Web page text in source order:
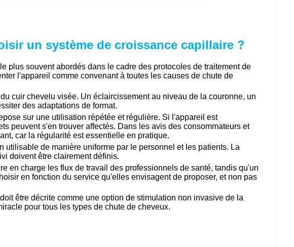
un système de croissance capillaire ?
plus souvent abordés dans le cadre des protocoles de traitement de
l'appareil comme convenant à toutes les causes de chute de
cuir chevelu visée. Un éclaircissement au niveau de la couronne, un
des adaptations de format.
sur une utilisation répétée et régulière. Si l'appareil est
peuvent s'en trouver affectés. Dans les avis des consommateurs et
car la régularité est essentielle en pratique.
de manière uniforme par le personnel et les patients. La
doivent être clairement définis.
en charge les flux de travail des professionnels de santé, tandis qu'un
en fonction du service qu'elles envisagent de proposer, et non pas
être décrite comme une option de stimulation non invasive de la
pour tous les types de chute de cheveux.